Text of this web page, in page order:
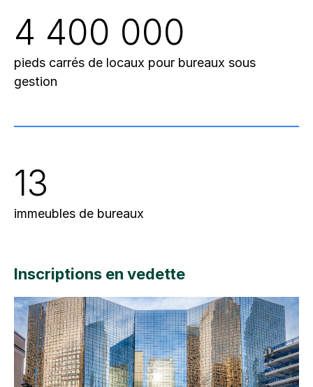
4 400 000
pieds carrés de locaux pour bureaux sous
gestion
13
immeubles de bureaux
Inscriptions en vedette